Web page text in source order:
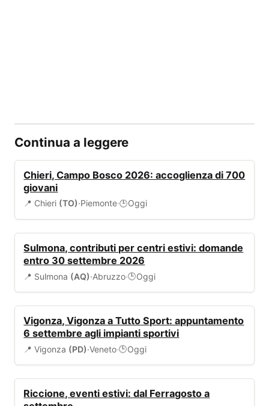
Continua a leggere
Chieri, Campo Bosco 2026: accoglienza di 700
giovani
📍 Chieri (TO)·Piemonte·🕒Oggi
Sulmona, contributi per centri estivi: domande
entro 30 settembre 2026
📍 Sulmona (AQ)·Abruzzo·🕒Oggi
Vigonza, Vigonza a Tutto Sport: appuntamento
6 settembre agli impianti sportivi
📍 Vigonza (PD)·Veneto·🕒Oggi
Riccione, eventi estivi: dal Ferragosto a